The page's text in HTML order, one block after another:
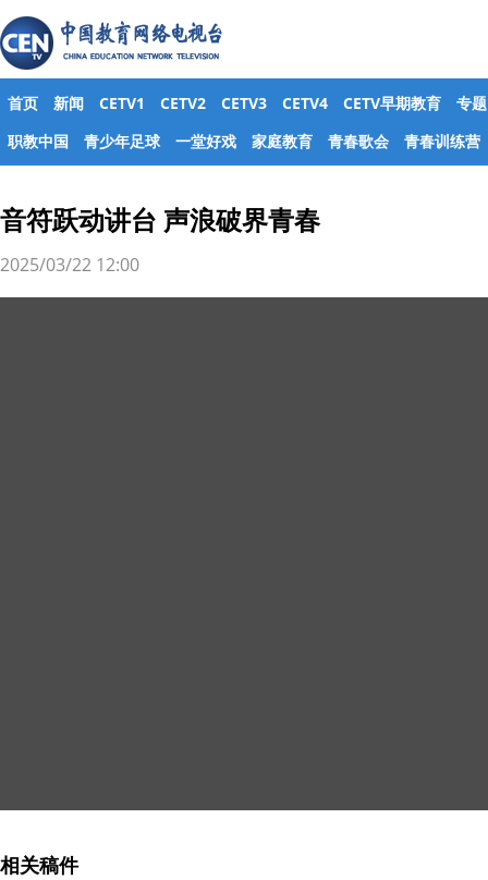
首页 新闻 CETV1 CETV2 CETV3 CETV4 CETV早期教育
专题
职教中国
青少年足球 一堂好戏 家庭教育 青春歌会 青春训练营
音符跃动讲台 声浪破界青春
2025/03/22 12:00
相关稿件